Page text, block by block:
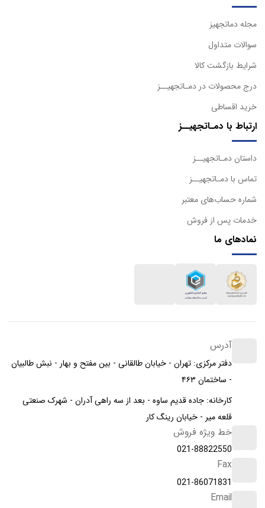
مجله دماتجهیز
سوالات متداول
شرایط بازگشت کالا
درج محصولات در دمـاتجهیــز
خرید اقساطی
ارتباط با دمـاتجهیــز
داستان دمـاتجهیــز
تماس با دمـاتجهیــز
شماره حساب‌های معتبر
خدمات پس از فروش
نمادهای ما
آدرس
دفتر مرکزی: تهران - خیابان طالقانی - بین مفتح و بهار - نبش طالبیان
- ساختمان ۴۶۳
کارخانه: جاده قدیم ساوه - بعد از سه راهی آدران - شهرک صنعتی
قلعه میر - خیابان رینگ کار
خط ویژه فروش
021-88822550
Fax
021-86071831
Email